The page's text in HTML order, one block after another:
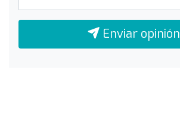
Enviar opinión